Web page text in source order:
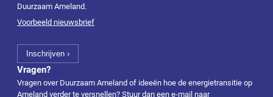
Duurzaam Ameland.
Voorbeeld nieuwsbrief
Vragen?
Vragen over Duurzaam Ameland of ideeën hoe de energietransitie op
Ameland verder te versnellen? Stuur dan een e-mail naar